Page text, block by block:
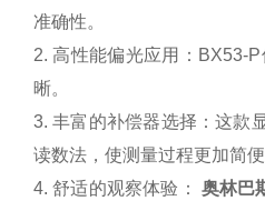
准确性。
2.高性能偏光应用： BX53-P
晰。
3.丰富的补偿器选择：这款
读数法，使测量过程更加简便
4.舒适的观察体验： 奥林巴